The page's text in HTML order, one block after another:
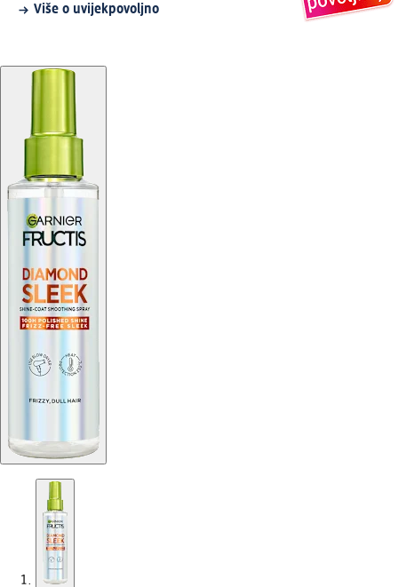
Više o uvijekpovoljno